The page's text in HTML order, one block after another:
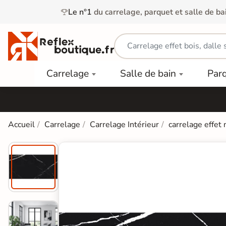
Le n°1 du carrelage, parquet et salle de
Carrelage
Carrelage
Extérieur
Dalle
Terrasse
Sur Plot
Carrelage
Salle de
Bain
Colle &
Finition
Salle de bain
Douche
Baignoires
et Balnéos
Carrelage
Salle de
Bain
Contrecollé
PAR
COULEUR
Stratifié
Bois
clair
TYPE
PVC
PVC
Lames
Accueil Carrelage Carrelage Intérieur carrelage effet